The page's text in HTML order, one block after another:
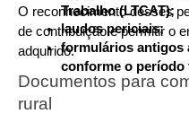
Trabalho (LTCAT);
laudos periciais;
formulários antigos
conforme o período
O reconhecimento desses
de contribuição e permitir o
adquirido.
Documentos para
rural